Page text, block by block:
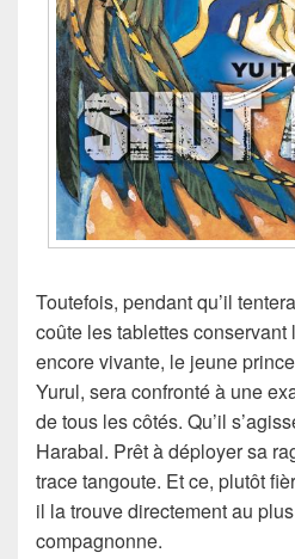
Toutefois, pendant qu’il
coûte les tablettes conservant
encore vivante, le jeune
Yurul, sera confronté à une
de tous les côtés. Qu’il
Harabal. Prêt à déployer sa
trace tangoute. Et ce, plutôt
il la trouve directement au
compagnonne.